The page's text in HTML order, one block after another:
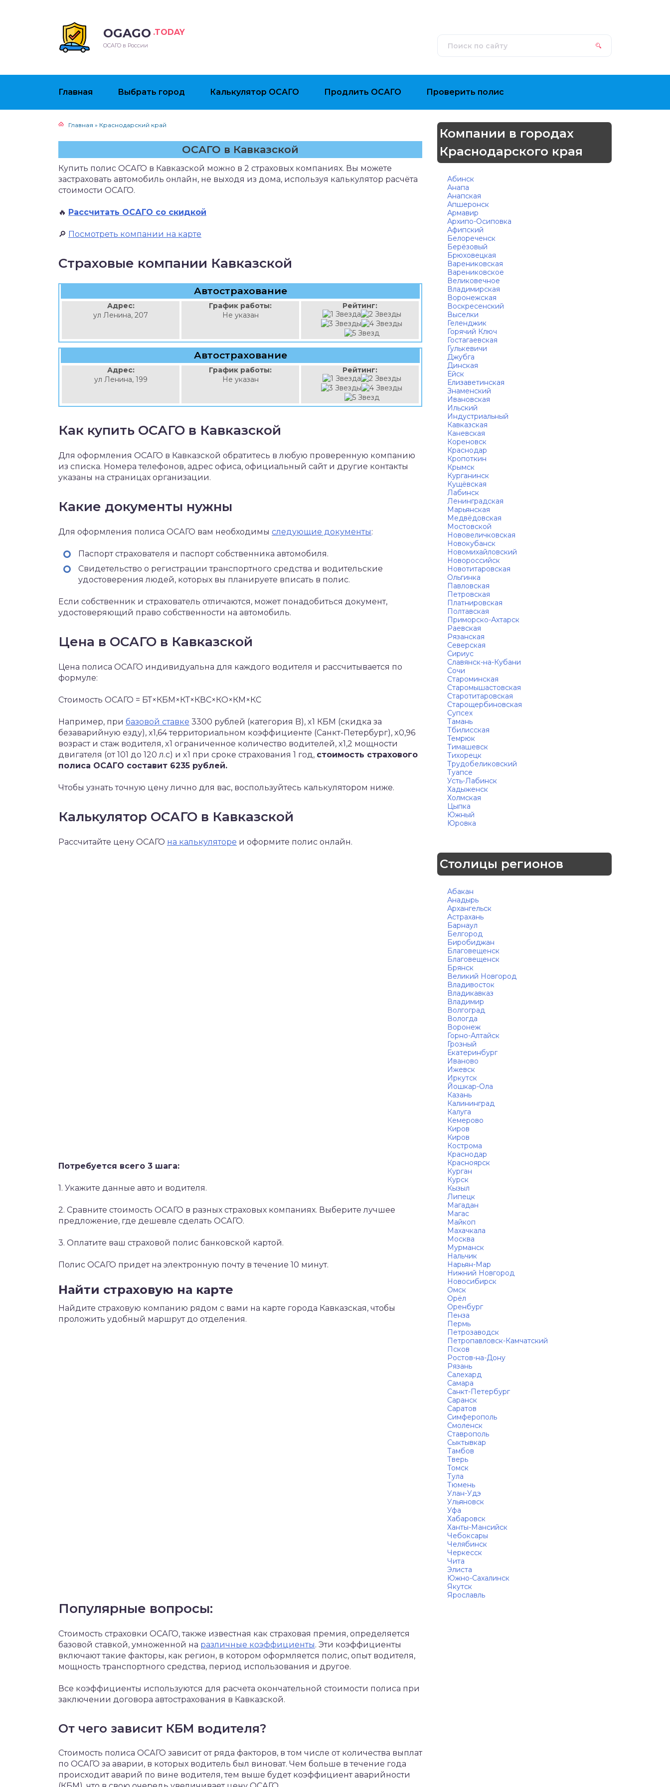
OGAGO .TODAY
ОСАГО в России
Главная Выбрать город Калькулятор ОСАГО Продлить ОСАГО Проверить полис
Главная » Краснодарский край
ОСАГО в Кавказской
Купить полис ОСАГО в Кавказской можно в 2 страховых компаниях. Вы можете
застраховать автомобиль онлайн, не выходя из дома, используя калькулятор расчёта
стоимости ОСАГО.
🔥 Рассчитать ОСАГО со скидкой
🔎 Посмотреть компании на карте
Страховые компании Кавказской
Автострахование
Адрес:
ул Ленина, 207
График работы:
Не указан
Рейтинг:
Автострахование
Адрес:
ул Ленина, 199
График работы:
Не указан
Рейтинг:
Как купить ОСАГО в Кавказской
Для оформления ОСАГО в Кавказской обратитесь в любую проверенную компанию
из списка. Номера телефонов, адрес офиса, официальный сайт и другие контакты
указаны на страницах организации.
Какие документы нужны
Для оформления полиса ОСАГО вам необходимы следующие документы:
Паспорт страхователя и паспорт собственника автомобиля.
Свидетельство о регистрации транспортного средства и водительские
удостоверения людей, которых вы планируете вписать в полис.
Если собственник и страхователь отличаются, может понадобиться документ,
удостоверяющий право собственности на автомобиль.
Цена в ОСАГО в Кавказской
Цена полиса ОСАГО индивидуальна для каждого водителя и рассчитывается по
формуле:
Стоимость ОСАГО = БТ×КБМ×КТ×КВС×КО×КМ×КС
Например, при базовой ставке 3300 рублей (категория B), x1 КБМ (скидка за
безаварийную езду), x1,64 территориальном коэффициенте (Санкт-Петербург), x0,96
возраст и стаж водителя, x1 ограниченное количество водителей, x1,2 мощности
двигателя (от 101 до 120 л.с) и x1 при сроке страхования 1 год, стоимость страхового
полиса ОСАГО составит 6235 рублей.
Чтобы узнать точную цену лично для вас, воспользуйтесь калькулятором ниже.
Калькулятор ОСАГО в Кавказской
Рассчитайте цену ОСАГО на калькуляторе и оформите полис онлайн.
Потребуется всего 3 шага:
1. Укажите данные авто и водителя.
2. Сравните стоимость ОСАГО в разных страховых компаниях. Выберите лучшее
предложение, где дешевле сделать ОСАГО.
3. Оплатите ваш страховой полис банковской картой.
Полис ОСАГО придет на электронную почту в течение 10 минут.
Найти страховую на карте
Найдите страховую компанию рядом с вами на карте города Кавказская, чтобы
проложить удобный маршрут до отделения.
Популярные вопросы:
Стоимость страховки ОСАГО, также известная как страховая премия, определяется
базовой ставкой, умноженной на различные коэффициенты. Эти коэффициенты
включают такие факторы, как регион, в котором оформляется полис, опыт водителя,
мощность транспортного средства, период использования и другое.
Все коэффициенты используются для расчета окончательной стоимости полиса при
заключении договора автострахования в Кавказской.
От чего зависит КБМ водителя?
Стоимость полиса ОСАГО зависит от ряда факторов, в том числе от количества выплат
по ОСАГО за аварии, в которых водитель был виноват. Чем больше в течение года
происходит аварий по вине водителя, тем выше будет коэффициент аварийности
Компании в городах
Краснодарского края
Абинск
Анапа
Анапская
Апшеронск
Армавир
Архипо-Осиповка
Афипский
Белореченск
Берёзовый
Брюховецкая
Варениковская
Варениковское
Великовечное
Владимирская
Воронежская
Воскресенский
Выселки
Геленджик
Горячий Ключ
Гостагаевская
Гулькевичи
Джубга
Динская
Ейск
Елизаветинская
Знаменский
Ивановская
Ильский
Индустриальный
Кавказская
Каневская
Кореновск
Краснодар
Кропоткин
Крымск
Курганинск
Кущёвская
Лабинск
Ленинградская
Марьянская
Медвёдовская
Мостовской
Нововеличковская
Новокубанск
Новомихайловский
Новороссийск
Новотитаровская
Ольгинка
Павловская
Петровская
Платнировская
Полтавская
Приморско-Ахтарск
Раевская
Рязанская
Северская
Сириус
Славянск-на-Кубани
Сочи
Староминская
Старомышастовская
Старотитаровская
Старощербиновская
Супсех
Тамань
Тбилисская
Темрюк
Тимашевск
Тихорецк
Трудобеликовский
Туапсе
Усть-Лабинск
Хадыженск
Холмская
Цыпка
Южный
Юровка
Столицы регионов
Абакан
Анадырь
Архангельск
Астрахань
Барнаул
Белгород
Биробиджан
Благовещенск
Благовещенск
Брянск
Великий Новгород
Владивосток
Владикавказ
Владимир
Волгоград
Вологда
Воронеж
Горно-Алтайск
Грозный
Екатеринбург
Иваново
Ижевск
Иркутск
Йошкар-Ола
Казань
Калининград
Калуга
Кемерово
Киров
Киров
Кострома
Краснодар
Красноярск
Курган
Курск
Кызыл
Липецк
Магадан
Магас
Майкоп
Махачкала
Москва
Мурманск
Нальчик
Нарьян-Мар
Нижний Новгород
Новосибирск
Омск
Орёл
Оренбург
Пенза
Пермь
Петрозаводск
Петропавловск-Камчатский
Псков
Ростов-на-Дону
Рязань
Салехард
Самара
Санкт-Петербург
Саранск
Саратов
Симферополь
Смоленск
Ставрополь
Сыктывкар
Тамбов
Тверь
Томск
Тула
Тюмень
Улан-Удэ
Ульяновск
Уфа
Хабаровск
Ханты-Мансийск
Чебоксары
Челябинск
Черкесск
Чита
Элиста
Южно-Сахалинск
Якутск
Ярославль